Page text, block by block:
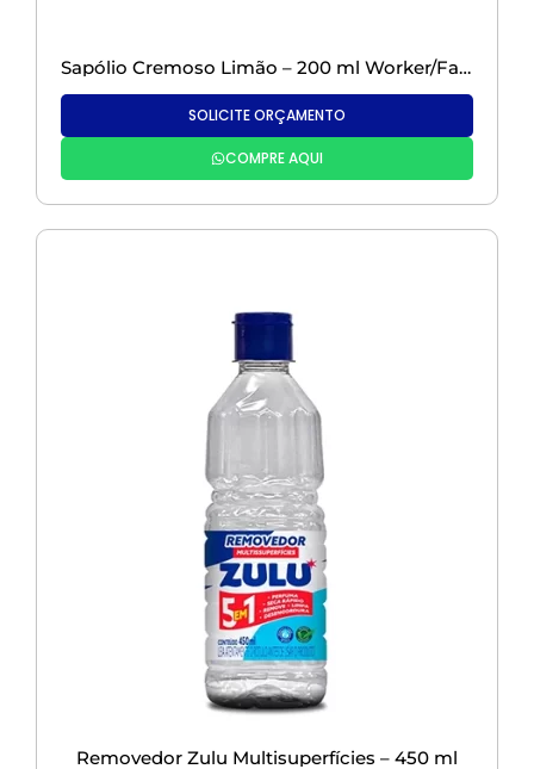
Sapólio Cremoso Limão – 200 ml Worker/Facilita
SOLICITE ORÇAMENTO
COMPRE AQUI
Removedor Zulu Multisuperfícies – 450 ml